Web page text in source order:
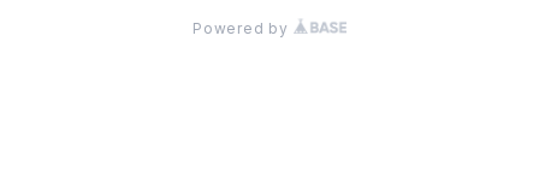
Powered by